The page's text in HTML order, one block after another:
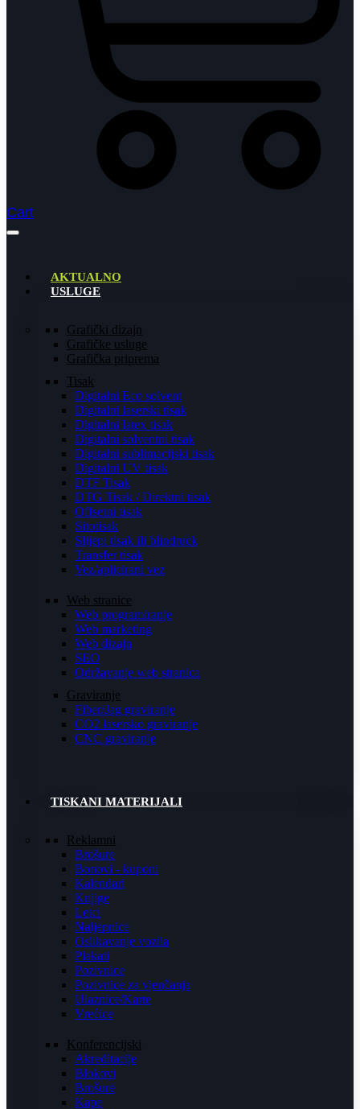
Cart
AKTUALNO
USLUGE
Grafički dizajn
Grafičke usluge
Grafička priprema
Tisak
Digitalni Eco solvent
Digitalni laserski tisak
Digitalni latex tisak
Digitalni solventni tisak
Digitalni sublimacijski tisak
Digitalni UV tisak
DTF Tisak
DTG Tisak / Direktni tisak
Offsetni tisak
Sitotisak
Slijepi tisak ili blindruck
Transfer tisak
Vez/aplicirani vez
Web stranice
Web programiranje
Web marketing
Web dizajn
SEO
Održavanje web stranica
Graviranje
Fiber/Jag graviranje
CO2 lasersko graviranje
CNC graviranje
TISKANI MATERIJALI
Reklamni
Brošure
Bonovi - kuponi
Kalendari
Knjige
Letci
Naljepnice
Oslikavanje vozila
Plakati
Pozivnice
Pozivnice za vjenčanja
Ulaznice/Karte
Vrećice
Konferencijski
Akreditacije
Blokovi
Brošure
Kape